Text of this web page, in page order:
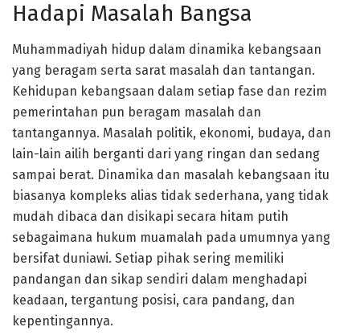
Hadapi Masalah Bangsa
Muhammadiyah hidup dalam dinamika kebangsaan
yang beragam serta sarat masalah dan tantangan.
Kehidupan kebangsaan dalam setiap fase dan rezim
pemerintahan pun beragam masalah dan
tantangannya. Masalah politik, ekonomi, budaya, dan
lain-lain ailih berganti dari yang ringan dan sedang
sampai berat. Dinamika dan masalah kebangsaan itu
biasanya kompleks alias tidak sederhana, yang tidak
mudah dibaca dan disikapi secara hitam putih
sebagaimana hukum muamalah pada umumnya yang
bersifat duniawi. Setiap pihak sering memiliki
pandangan dan sikap sendiri dalam menghadapi
keadaan, tergantung posisi, cara pandang, dan
kepentingannya.